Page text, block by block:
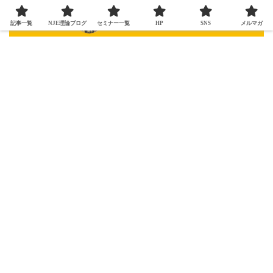
記事一覧 NJE理論ブログ セミナー一覧 HP SNS メルマガ